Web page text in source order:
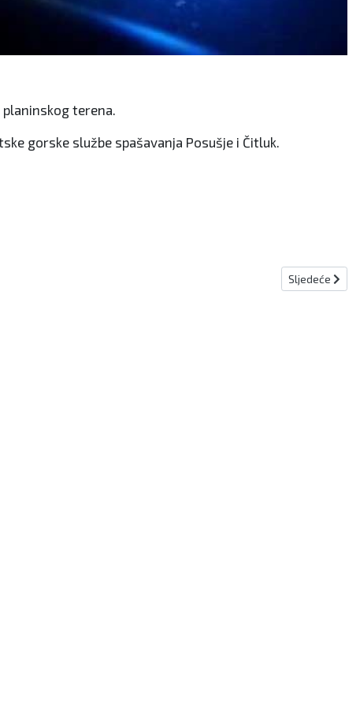
terena.
gorske službe spašavanja Posušje i Čitluk.
Sljedeći
Sljedeće